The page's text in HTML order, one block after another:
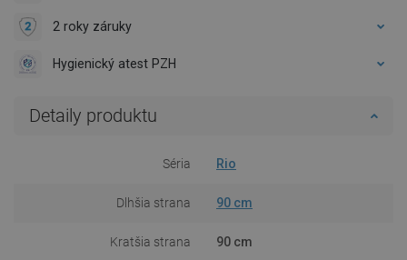
2 roky záruky
Hygienický atest PZH
Detaily produktu
Séria Rio
Dlhšia strana 90 cm
Kratšia strana 90 cm